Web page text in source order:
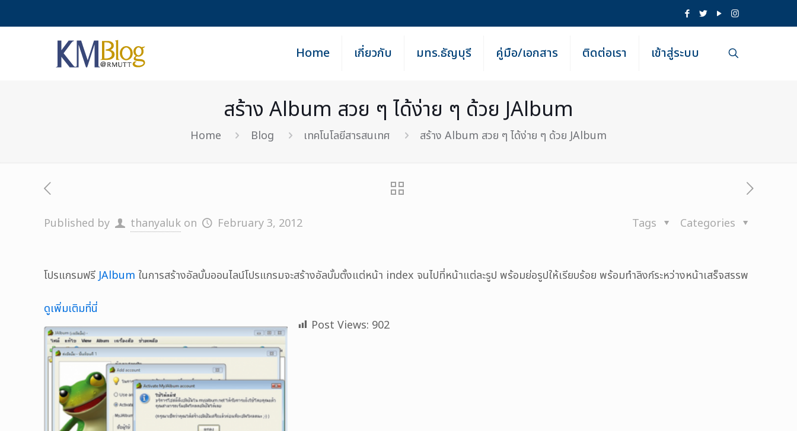
Home เกี่ยวกับ มทร.ธัญบุรี คู่มือ/เอกสาร ติดต่อเรา เข้าสู่ระบบ
สร้าง Album สวย ๆ ได้ง่าย ๆ ด้วย JAlbum
Home Blog เทคโนโลยีสารสนเทศ สร้าง Album สวย ๆ ได้ง่าย ๆ ด้วย JAlbum
Published by thanyaluk on February 3, 2012 Categories
Tags
โปรแกรมฟรีJAlbumในการสร้างอัลบั้มออนไลน์โปรแกรมจะสร้างอัลบั้มตั้งแต่หน้า index จนไปที่หน้าแต่ละรูป พร้อมย่อรูปให้เรียบร้อย พร้อมทำลิงก์ระหว่างหน้าเสร็จสรรพ
ดูเพิ่มเติมที่นี่
Post Views: 902